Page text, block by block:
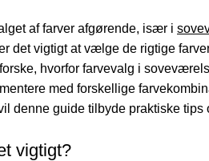
af farver afgørende, især i
det vigtigt at vælge de rigtige
hvorfor farvevalg i
med forskellige
denne guide tilbyde praktiske
vigtigt?